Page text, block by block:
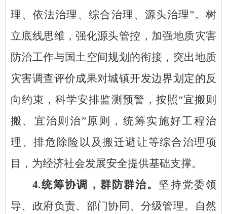
理、依法治理、综合治理、源头治理”。树
立底线思维，强化源头管控，加强地质灾害
防治工作与国土空间规划的衔接，突出地质
灾害调查评价成果对城镇开发边界划定的反
向约束，科学安排监测预警，按照“宜搬则
搬、宜治则治”原则，统筹实施好工程治
理、排危除险以及搬迁避让等综合治理项
目，为经济社会发展安全提供基础支撑。
4.统筹协调，群防群治。 坚持党委领
导、政府负责、部门协同、分级管理。自然